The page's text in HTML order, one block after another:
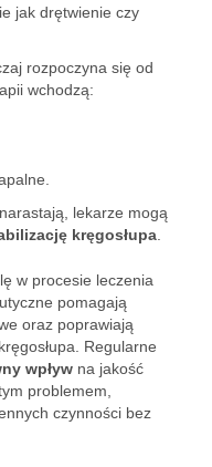
jak drętwienie czy
rozpoczyna się od
wchodzą:
lekarze mogą
kręgosłupa
w procesie leczenia
pomagają
oraz poprawiają
Regularne
wpływ na jakość
problemem,
czynności bez